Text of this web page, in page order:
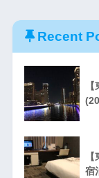
Recent
宿